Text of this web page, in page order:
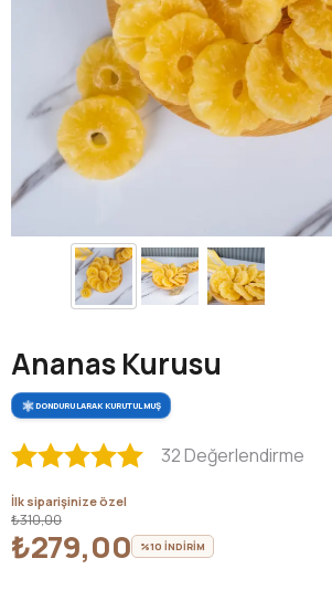
Ananas Kurusu
DONDURULARAK KURUTULMUŞ
32 Değerlendirme
İlk siparişinize özel
₺310,00
₺279,00 %10 İNDİRİM